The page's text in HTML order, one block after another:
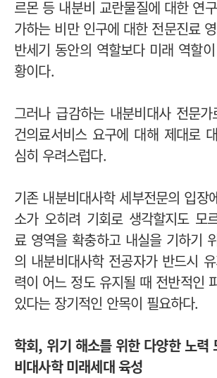
르몬 등 내분비 교란물질에 대한 연
가하는 비만 인구에 대한 전문진료
반세기 동안의 역할보다 미래 역할
황이다.
그러나 급감하는 내분비대사 전문
건의료서비스 요구에 대해 제대로
심히 우려스럽다.
기존 내분비대사학 세부전문의 입장
소가 오히려 기회로 생각할지도 모
료 영역을 확충하고 내실을 기하기
의 내분비대사학 전공자가 반드시
력이 어느 정도 유지될 때 전반적인
있다는 장기적인 안목이 필요하다.
학회, 위기 해소를 위한 다양한 노력
비대사학 미래세대 육성